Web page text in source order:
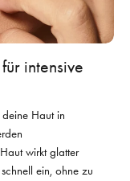
intensive
Haut in
wirkt glatter
ein, ohne zu